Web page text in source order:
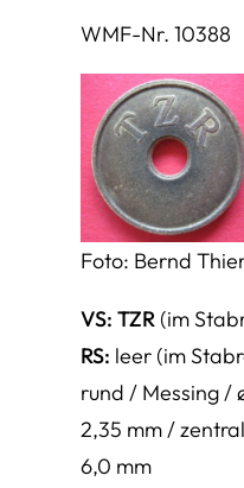
WMF-Nr. 10388
Foto: Bernd
VS: TZR (im
RS: leer (im
rund / Messing /
2,35 mm /
6,0 mm